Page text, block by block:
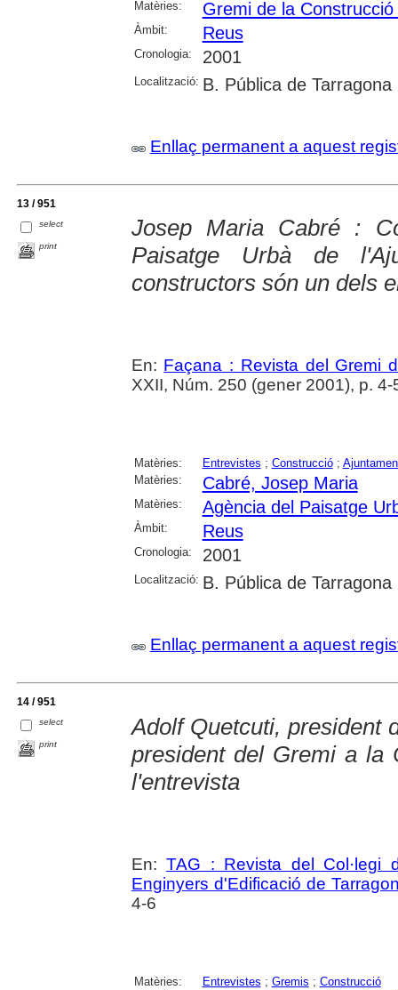
Matèries: Gremi de la
Àmbit: Reus
Cronologia: 2001
Localització: B. Pública de Tarragona
Enllaç permanent a aquest
13 / 951
select
print
Josep Maria Cabré :
Paisatge Urbà de
constructors són un dels
En: Façana : Revista del Gremi
XXII, Núm. 250 (gener 2001), p. 4-
Matèries: Entrevistes ; Construcció;
Matèries:
Cabré, Josep Maria
Matèries: Agència del Paisatge
Àmbit: Reus
Cronologia: 2001
Localització: B. Pública de Tarragona
Enllaç permanent a aquest
14 / 951
select
print
Adolf Quetcuti, president
president del Gremi a la
l'entrevista
En:TAG : Revista del Col·legi
Enginyers d'Edificació de
4-6
Matèries: Entrevistes ; Gremis ; Construcció